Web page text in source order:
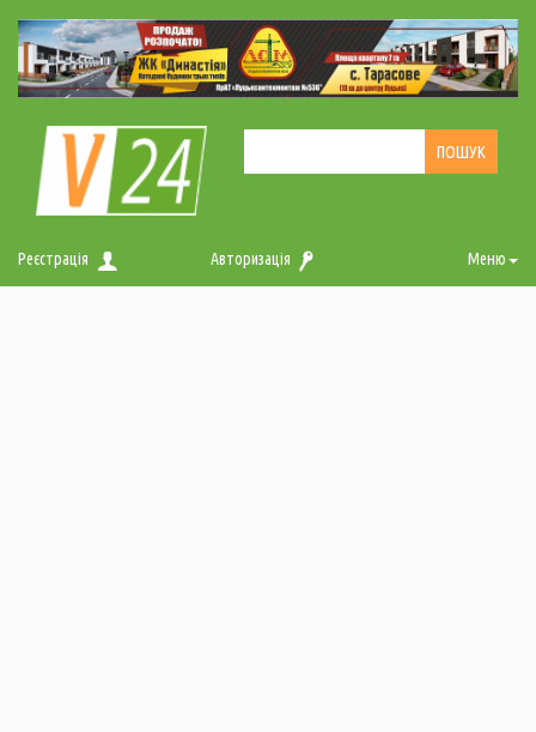
Реєстрація Авторизація Меню